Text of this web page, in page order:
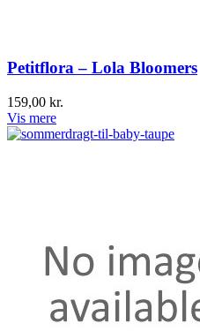
Petitflora – Lola Bloomers
159,00 kr.
Vis mere